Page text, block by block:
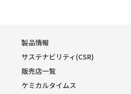
製品情報
サステナビリティ(CSR)
販売店一覧
ケミカルタイムス